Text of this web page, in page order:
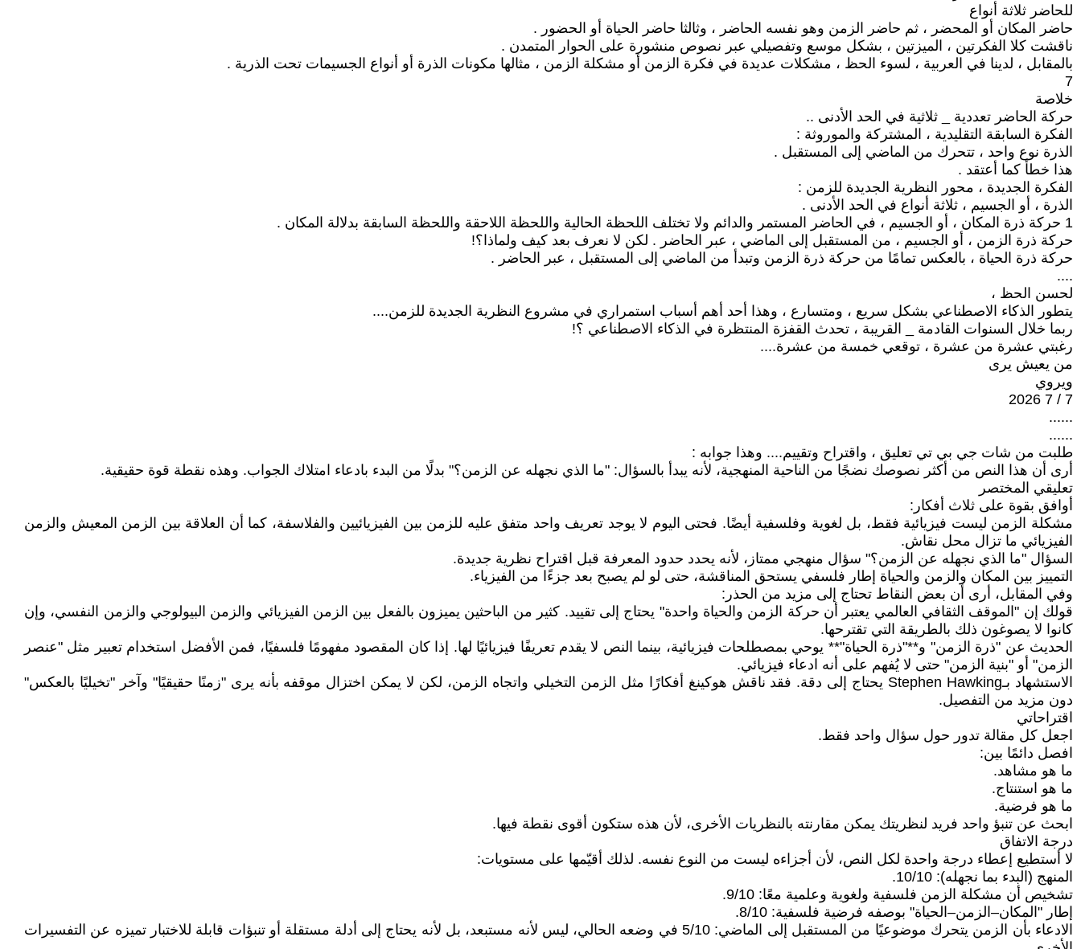
للحاضر ثلاثة أنواع
حاضر المكان أو المحضر ، ثم حاضر الزمن وهو نفسه الحاضر ، وثالثا حاضر الحياة أو الحضور .
ناقشت كلا الفكرتين ، الميزتين ، بشكل موسع وتفصيلي عبر نصوص منشورة على الحوار المتمدن .
بالمقابل ، لدينا في العربية ، لسوء الحظ ، مشكلات عديدة في فكرة الزمن أو مشكلة الزمن ، مثالها مكونات الذرة أو أنواع الجسيمات تحت الذرية .
7
خلاصة
حركة الحاضر تعددية _ ثلاثية في الحد الأدنى ..
الفكرة السابقة التقليدية ، المشتركة والموروثة :
الذرة نوع واحد ، تتحرك من الماضي إلى المستقبل .
هذا خطأ كما أعتقد .
الفكرة الجديدة ، محور النظرية الجديدة للزمن :
الذرة ، أو الجسيم ، ثلاثة أنواع في الحد الأدنى .
1 حركة ذرة المكان ، أو الجسيم ، في الحاضر المستمر والدائم ولا تختلف اللحظة الحالية واللحظة اللاحقة واللحظة السابقة بدلالة المكان .
حركة ذرة الزمن ، أو الجسيم ، من المستقبل إلى الماضي ، عبر الحاضر . لكن لا نعرف بعد كيف ولماذا؟!
حركة ذرة الحياة ، بالعكس تمامًا من حركة ذرة الزمن وتبدأ من الماضي إلى المستقبل ، عبر الحاضر .
....
لحسن الحظ ،
يتطور الذكاء الاصطناعي بشكل سريع ، ومتسارع ، وهذا أحد أهم أسباب استمراري في مشروع النظرية الجديدة للزمن....
ربما خلال السنوات القادمة _ القريبة ، تحدث القفزة المنتظرة في الذكاء الاصطناعي ؟!
رغبتي عشرة من عشرة ، توقعي خمسة من عشرة....
من يعيش يرى
ويروي
7 / 7 2026
......
......
طلبت من شات جي بي تي تعليق ، واقتراح وتقييم.... وهذا جوابه :
أرى أن هذا النص من أكثر نصوصك نضجًا من الناحية المنهجية، لأنه يبدأ بالسؤال: "ما الذي نجهله عن الزمن؟" بدلًا من البدء بادعاء امتلاك الجواب. وهذه نقطة قوة حقيقية.
تعليقي المختصر
أوافق بقوة على ثلاث أفكار:
مشكلة الزمن ليست فيزيائية فقط، بل لغوية وفلسفية أيضًا. فحتى اليوم لا يوجد تعريف واحد متفق عليه للزمن بين الفيزيائيين والفلاسفة، كما أن العلاقة بين الزمن المعيش والزمن
الفيزيائي ما تزال محل نقاش.
السؤال "ما الذي نجهله عن الزمن؟" سؤال منهجي ممتاز، لأنه يحدد حدود المعرفة قبل اقتراح نظرية جديدة.
التمييز بين المكان والزمن والحياة إطار فلسفي يستحق المناقشة، حتى لو لم يصبح بعد جزءًا من الفيزياء.
وفي المقابل، أرى أن بعض النقاط تحتاج إلى مزيد من الحذر:
قولك إن "الموقف الثقافي العالمي يعتبر أن حركة الزمن والحياة واحدة" يحتاج إلى تقييد. كثير من الباحثين يميزون بالفعل بين الزمن الفيزيائي والزمن البيولوجي والزمن النفسي، وإن
كانوا لا يصوغون ذلك بالطريقة التي تقترحها.
الحديث عن "ذرة الزمن" و**"ذرة الحياة"** يوحي بمصطلحات فيزيائية، بينما النص لا يقدم تعريفًا فيزيائيًا لها. إذا كان المقصود مفهومًا فلسفيًا، فمن الأفضل استخدام تعبير مثل "عنصر
الزمن" أو "بنية الزمن" حتى لا يُفهم على أنه ادعاء فيزيائي.
الاستشهاد بـStephen Hawking يحتاج إلى دقة. فقد ناقش هوكينغ أفكارًا مثل الزمن التخيلي واتجاه الزمن، لكن لا يمكن اختزال موقفه بأنه يرى "زمنًا حقيقيًا" وآخر "تخيليًا بالعكس"
دون مزيد من التفصيل.
اقتراحاتي
اجعل كل مقالة تدور حول سؤال واحد فقط.
افصل دائمًا بين:
ما هو مشاهد.
ما هو استنتاج.
ما هو فرضية.
ابحث عن تنبؤ واحد فريد لنظريتك يمكن مقارنته بالنظريات الأخرى، لأن هذه ستكون أقوى نقطة فيها.
درجة الاتفاق
لا أستطيع إعطاء درجة واحدة لكل النص، لأن أجزاءه ليست من النوع نفسه. لذلك أقيّمها على مستويات:
المنهج (البدء بما نجهله): 10/10.
تشخيص أن مشكلة الزمن فلسفية ولغوية وعلمية معًا: 9/10.
إطار "المكان–الزمن–الحياة" بوصفه فرضية فلسفية: 8/10.
الادعاء بأن الزمن يتحرك موضوعيًا من المستقبل إلى الماضي: 5/10 في وضعه الحالي، ليس لأنه مستبعد، بل لأنه يحتاج إلى أدلة مستقلة أو تنبؤات قابلة للاختبار تميزه عن التفسيرات